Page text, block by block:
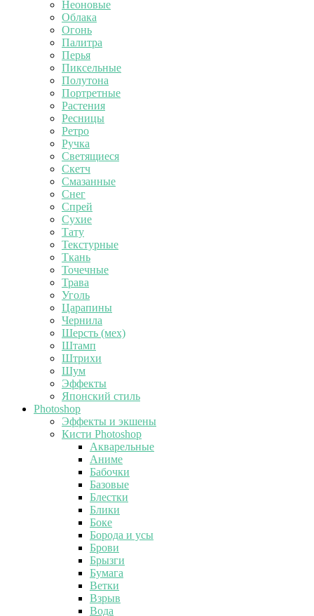
Неоновые
Облака
Огонь
Палитра
Перья
Пиксельные
Полутона
Портретные
Растения
Ресницы
Ретро
Ручка
Светящиеся
Скетч
Смазанные
Снег
Спрей
Сухие
Тату
Текстурные
Ткань
Точечные
Трава
Уголь
Царапины
Чернила
Шерсть (мех)
Штамп
Штрихи
Шум
Эффекты
Японский стиль
Photoshop
Эффекты и экшены
Кисти Photoshop
Акварельные
Аниме
Бабочки
Базовые
Блестки
Блики
Боке
Борода и усы
Брови
Брызги
Бумага
Ветки
Взрыв
Вода